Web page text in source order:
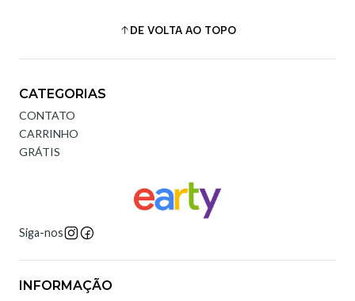
DE VOLTA AO TOPO
CATEGORIAS
CONTATO
CARRINHO
GRÁTIS
Siga-nos
INFORMAÇÃO